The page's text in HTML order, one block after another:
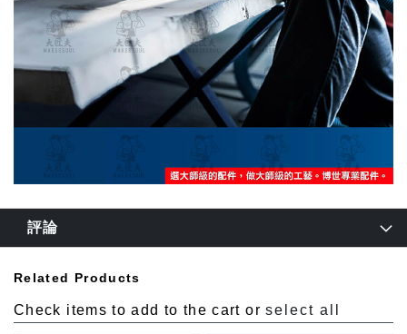
評論
Related Products
Check items to add to the cart orselect all